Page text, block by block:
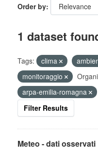
Order by
1 dataset
Tags: clima
monitoraggio
arpa-emilia-romagna
Filter Results
Meteo - dati osservati